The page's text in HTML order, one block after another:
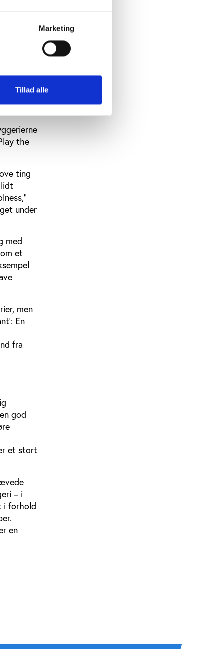
Marketing
Tillad alle
the
ting
lidt
under
med
et
men
En
fra
god
et stort
– i
i forhold
en